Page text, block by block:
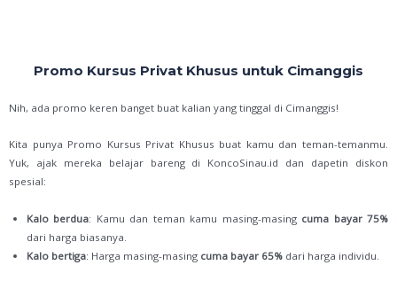
Promo Kursus Privat Khusus untuk Cimanggis
Nih, ada promo keren banget buat kalian yang tinggal di Cimanggis!
Kita punya Promo Kursus Privat Khusus buat kamu dan teman-temanmu.
Yuk, ajak mereka belajar bareng di KoncoSinau.id dan dapetin diskon
spesial:
Kalo berdua: Kamu dan teman kamu masing-masing cuma bayar 75%
dari harga biasanya.
Kalo bertiga: Harga masing-masing cuma bayar 65% dari harga individu.